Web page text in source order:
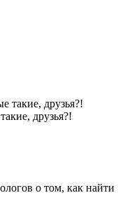
друзья?!
о том, как найти